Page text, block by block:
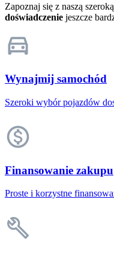
Zapoznaj się z naszą
doświadczenie jeszcze
Wynajmij samochód
Szeroki wybór pojazdów
Finansowanie zakupu
Proste i korzystne